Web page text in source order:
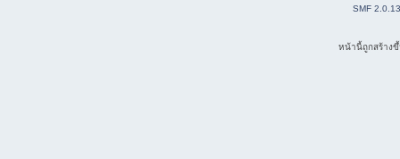
SMF 2.0.13
หน้านี้ถูกสร้าง